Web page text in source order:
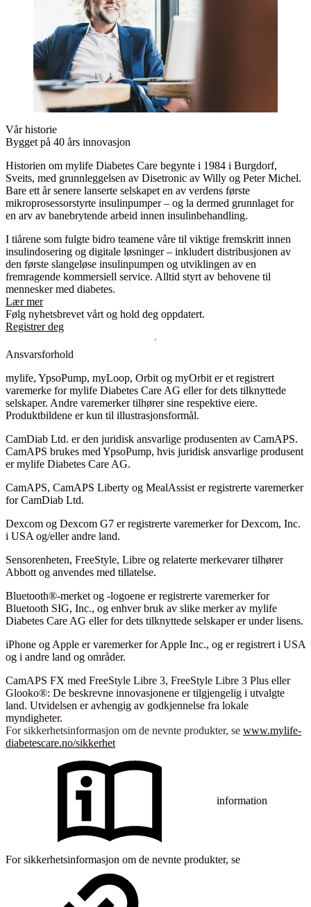
Vår historie
Bygget på 40 års innovasjon
Historien om mylife Diabetes Care begynte i 1984 i Burgdorf,
Sveits, med grunnleggelsen av Disetronic av Willy og Peter Michel.
Bare ett år senere lanserte selskapet en av verdens første
mikroprosessorstyrte insulinpumper – og la dermed grunnlaget for
en arv av banebrytende arbeid innen insulinbehandling.
I tiårene som fulgte bidro teamene våre til viktige fremskritt innen
insulindosering og digitale løsninger – inkludert distribusjonen av
den første slangeløse insulinpumpen og utviklingen av en
fremragende kommersiell service. Alltid styrt av behovene til
mennesker med diabetes.
Lær mer
Følg nyhetsbrevet vårt og hold deg oppdatert.
Registrer deg
Ansvarsforhold
mylife, YpsoPump, myLoop, Orbit og myOrbit er et registrert
varemerke for mylife Diabetes Care AG eller for dets tilknyttede
selskaper. Andre varemerker tilhører sine respektive eiere.
Produktbildene er kun til illustrasjonsformål.
CamDiab Ltd. er den juridisk ansvarlige produsenten av CamAPS.
CamAPS brukes med YpsoPump, hvis juridisk ansvarlige produsent
er mylife Diabetes Care AG.
CamAPS, CamAPS Liberty og MealAssist er registrerte varemerker
for CamDiab Ltd.
Dexcom og Dexcom G7 er registrerte varemerker for Dexcom, Inc.
i USA og/eller andre land.
Sensorenheten, FreeStyle, Libre og relaterte merkevarer tilhører
Abbott og anvendes med tillatelse.
Bluetooth®-merket og -logoene er registrerte varemerker for
Bluetooth SIG, Inc., og enhver bruk av slike merker av mylife
Diabetes Care AG eller for dets tilknyttede selskaper er under lisens.
iPhone og Apple er varemerker for Apple Inc., og er registrert i USA
og i andre land og områder.
CamAPS FX med FreeStyle Libre 3, FreeStyle Libre 3 Plus eller
Glooko®: De beskrevne innovasjonene er tilgjengelig i utvalgte
land. Utvidelsen er avhengig av godkjennelse fra lokale
myndigheter.
For sikkerhetsinformasjon om de nevnte produkter, se www.mylife-
diabetescare.no/sikkerhet
information
For sikkerhetsinformasjon om de nevnte produkter, se